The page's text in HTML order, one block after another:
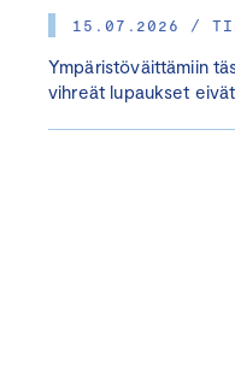
15.07.2026 /
Ympäristöväittämiin
vihreät lupaukset